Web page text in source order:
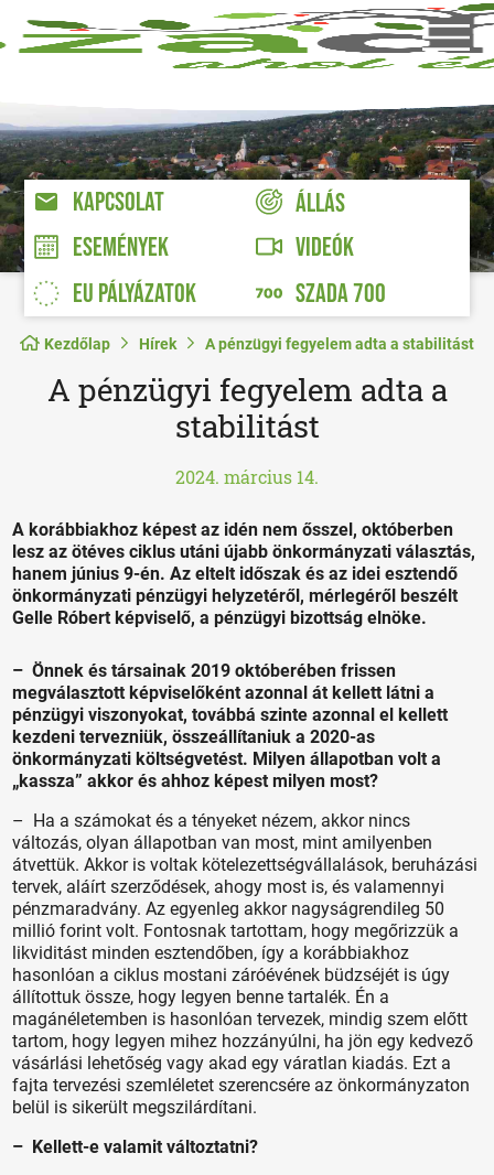
KAPCSOLAT
ÁLLÁS
ESEMÉNYEK
VIDEÓK
EU PÁLYÁZATOK
SZADA 700
Kezdőlap Hírek A pénzügyi fegyelem adta a stabilitást
A pénzügyi fegyelem adta a
stabilitást
2024. március 14.
A korábbiakhoz képest az idén nem ősszel, októberben
lesz az ötéves ciklus utáni újabb önkormányzati választás,
hanem június 9-én. Az eltelt időszak és az idei esztendő
önkormányzati pénzügyi helyzetéről, mérlegéről beszélt
Gelle Róbert képviselő, a pénzügyi bizottság elnöke.
– Önnek és társainak 2019 októberében frissen
megválasztott képviselőként azonnal át kellett látni a
pénzügyi viszonyokat, továbbá szinte azonnal el kellett
kezdeni tervezniük, összeállítaniuk a 2020-as
önkormányzati költségvetést. Milyen állapotban volt a
„kassza” akkor és ahhoz képest milyen most?
– Ha a számokat és a tényeket nézem, akkor nincs
változás, olyan állapotban van most, mint amilyenben
átvettük. Akkor is voltak kötelezettségvállalások, beruházási
tervek, aláírt szerződések, ahogy most is, és valamennyi
pénzmaradvány. Az egyenleg akkor nagyságrendileg 50
millió forint volt. Fontosnak tartottam, hogy megőrizzük a
likviditást minden esztendőben, így a korábbiakhoz
hasonlóan a ciklus mostani záróévének büdzséjét is úgy
állítottuk össze, hogy legyen benne tartalék. Én a
magánéletemben is hasonlóan tervezek, mindig szem előtt
tartom, hogy legyen mihez hozzányúlni, ha jön egy kedvező
vásárlási lehetőség vagy akad egy váratlan kiadás. Ezt a
fajta tervezési szemléletet szerencsére az önkormányzaton
belül is sikerült megszilárdítani.
– Kellett-e valamit változtatni?